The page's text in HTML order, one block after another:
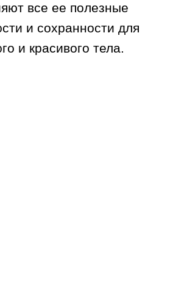
все ее полезные
и сохранности для
и красивого тела.